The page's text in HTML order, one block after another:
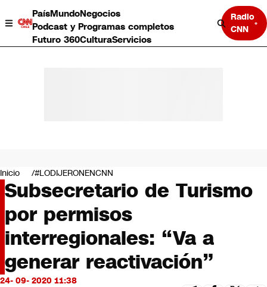
PaísMundoNegocios
Podcast y Programas completos
Futuro 360CulturaServicios
Radio
CNN
Negocios
Deportes
Programas completos
Cultura
Servicios
Bits
CNN tiempo
Futuro 360
Inicio #LODIJERONENCNN
Subsecretario de Turismo
por permisos
interregionales: “Va a
generar reactivación”
24- 09- 2020 11:38